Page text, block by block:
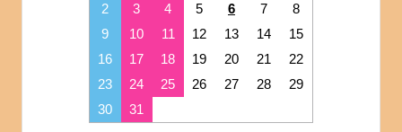
2
3 4 5 6 7
8
9
10 11 12 13 14
15
16
17 18 19 20 21
22
23
24 25 26 27 28
29
30
31